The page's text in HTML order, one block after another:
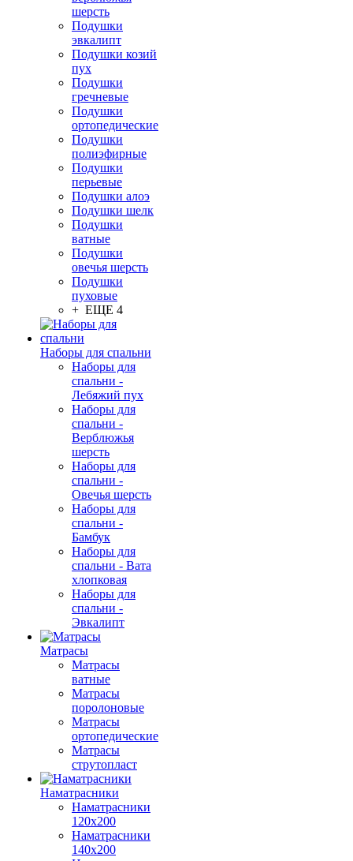
шерсть
Подушки
эвкалипт
Подушки козий
пух
Подушки
гречневые
Подушки
ортопедические
Подушки
полиэфирные
Подушки
перьевые
Подушки алоэ
Подушки шелк
Подушки
ватные
Подушки
овечья шерсть
Подушки
пуховые
+ ЕЩЕ 4
Наборы для спальни
Наборы для
спальни -
Лебяжий пух
Наборы для
спальни -
Верблюжья
шерсть
Наборы для
спальни -
Овечья шерсть
Наборы для
спальни -
Бамбук
Наборы для
спальни - Вата
хлопковая
Наборы для
спальни -
Эвкалипт
Матрасы
Матрасы
ватные
Матрасы
поролоновые
Матрасы
ортопедические
Матрасы
струтопласт
Наматрасники
Наматрасники
120х200
Наматрасники
140х200